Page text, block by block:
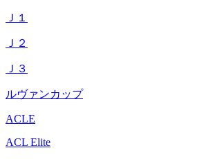
Ｊ１
Ｊ２
Ｊ３
ルヴァンカップ
ACLE
ACL Elite